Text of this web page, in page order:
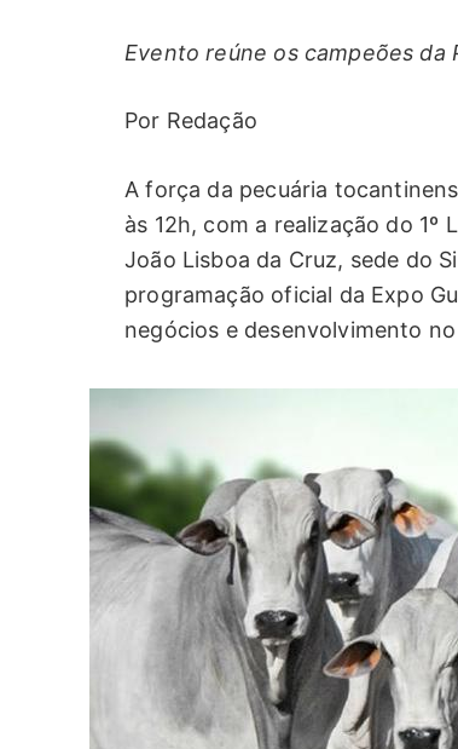
Evento reúne os campeões da
Por Redação
A força da pecuária
às 12h, com a realização do 1º
João Lisboa da Cruz, sede do
programação oficial da Expo
negócios e desenvolvimento